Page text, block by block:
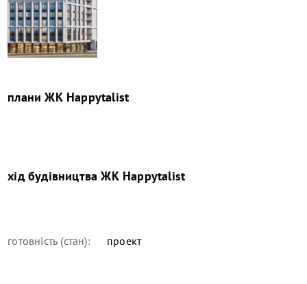
планиЖК Happytalist
хід будівництваЖК Happytalist
готовність (стан): проект